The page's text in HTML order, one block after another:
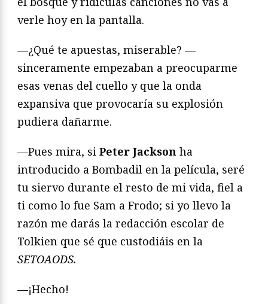
verle hoy en la pantalla.
—¿Qué te apuestas, miserable? —
sinceramente empezaban a preocuparme
esas venas del cuello y que la onda
expansiva que provocaría su explosión
pudiera dañarme.
—Pues mira, si Peter Jackson ha
introducido a Bombadil en la película, seré
tu siervo durante el resto de mi vida, fiel a
ti como lo fue Sam a Frodo; si yo llevo la
razón me darás la redacción escolar de
Tolkien que sé que custodiáis en la
SETOAODS.
—¡Hecho!